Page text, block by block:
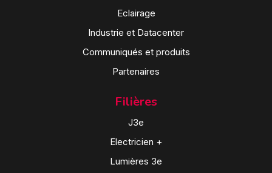
Eclairage
Industrie et Datacenter
Communiqués et produits
Partenaires
Filières
J3e
Electricien +
Lumières 3e